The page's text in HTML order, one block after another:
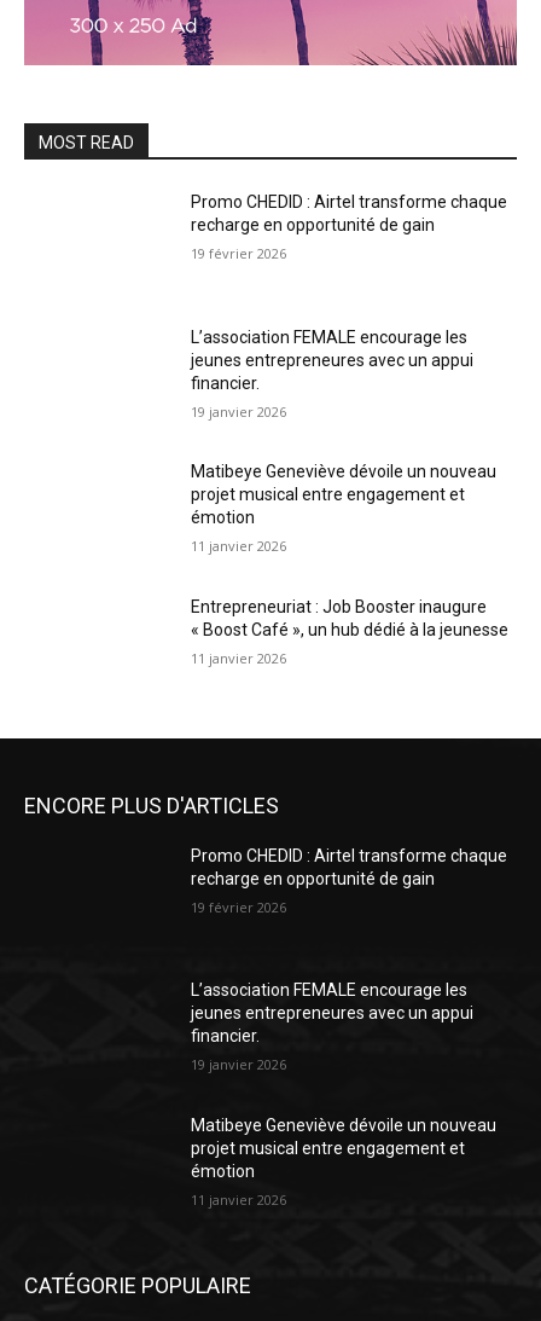
MOST READ
Promo CHEDID : Airtel transforme chaque
recharge en opportunité de gain
19 février 2026
L’association FEMALE encourage les
jeunes entrepreneures avec un appui
financier.
19 janvier 2026
Matibeye Geneviève dévoile un nouveau
projet musical entre engagement et
émotion
11 janvier 2026
Entrepreneuriat : Job Booster inaugure
« Boost Café », un hub dédié à la jeunesse
11 janvier 2026
ENCORE PLUS D'ARTICLES
Promo CHEDID : Airtel transforme chaque
recharge en opportunité de gain
19 février 2026
L’association FEMALE encourage les
jeunes entrepreneures avec un appui
financier.
19 janvier 2026
Matibeye Geneviève dévoile un nouveau
projet musical entre engagement et
émotion
11 janvier 2026
CATÉGORIE POPULAIRE